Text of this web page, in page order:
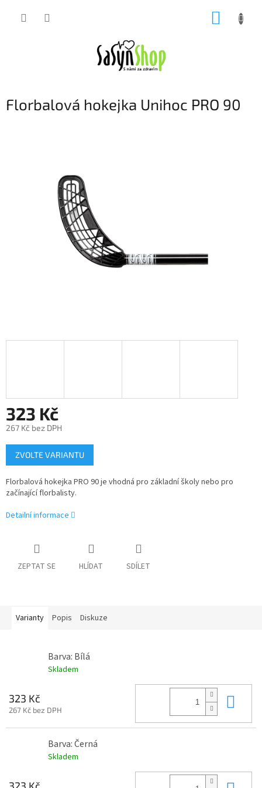
Florbalová hokejka Unihoc PRO 90
323 Kč
267 Kč bez DPH
Měrná
cena:
ZVOLTE VARIANTU
Florbalová hokejka PRO 90 je vhodná pro základní školy nebo pro
začínající florbalisty.
Detailní informace
ZEPTAT SE HLÍDAT SDÍLET
Varianty Popis Diskuze
Barva: Bílá
Skladem
323 Kč
267 Kč bez DPH
Barva: Černá
Skladem